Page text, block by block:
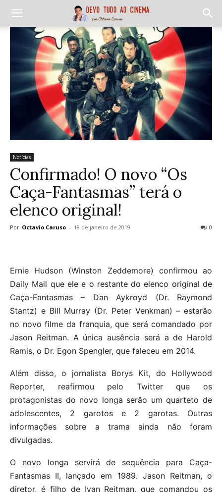
Notícias
Confirmado! O novo “Os
Caça-Fantasmas” terá o
elenco original!
Por Octavio Caruso - 18 de janeiro de 2019 0
Ernie Hudson (Winston Zeddemore) confirmou ao
Daily Mail que ele e o restante do elenco original de
Caça-Fantasmas – Dan Aykroyd (Dr. Raymond
Stantz) e Bill Murray (Dr. Peter Venkman) – estarão
no novo filme da franquia, que será comandado por
Jason Reitman. A única ausência será a de Harold
Ramis, o Dr. Egon Spengler, que faleceu em 2014.
Além disso, o jornalista Borys Kit, do Hollywood
Reporter, reafirmou pelo Twitter que os
protagonistas do novo longa serão um quarteto de
adolescentes, 2 garotos e 2 garotas. Outras
informações sobre a trama ainda não foram
divulgadas.
O novo longa servirá de sequência para Caça-
Fantasmas II, lançado em 1989. Jason Reitman, o
diretor, é filho de Ivan Reitman, que comandou os